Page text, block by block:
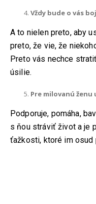
Vždy bude o vás
A to nielen preto, aby
preto, že vie, že
Preto vás nechce
úsilie.
Pre milovanú
Podporuje, pomáha,
s ňou stráviť život a je
ťažkosti, ktoré im osud
KONTAKT
ADRESA:
Jantárová 30, Košice
TELEFÓN:
EMAIL:
ahoj@lalala.sk
SME DOSTUPNÍ:
Pon - Pia/ 9:00 - 15:00